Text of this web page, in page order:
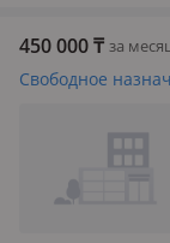
450 000₸ за
Свободное